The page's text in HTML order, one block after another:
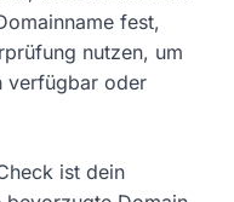
fest,
nutzen, um
verfügbar oder
ist dein